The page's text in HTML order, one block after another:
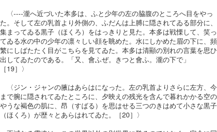
〈----瀧へ近づいた本多は、ふと少年の左の脇腹のところへ目をやっ
た。そして左の乳首より外側の、ふだんは上膊に隠されてゐる部分に、
集まってゐる黒子（ほくろ）をはっきりと見た。本多は戦慄して、笑っ
てゐる水の中の少年の凛々しい顔を眺めた。水にしかめた眉の下に、頻
繁にしばたたく目がこちらを見てゐた。本多は清顯の別れの言葉を思ひ
出してゐたのである。「又、會ふぜ。きつと會ふ。瀧の下で」
［19］〉
〈ジン・ジャンの腋はあらはになった。左の乳首よりさらに左方、今
まで腕に隠されてゐたところに、夕映えの残光を含んで暮れかかる空の
やうな褐色の肌に、昂（すばる）を思はせる三つのきはめて小さな黒子
（ほくろ）が歴々とあらはれてゐた。［20］〉